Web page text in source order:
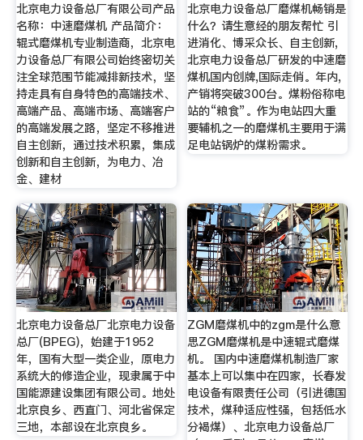
北京电力设备总厂有限公司产品
名称：中速磨煤机 产品简介：
辊式磨煤机专业制造商，北京电
力设备总厂有限公司始终密切关
注全球范围节能减排新技术，坚
持走具有自身特色的高端技术、
高端产品、高端市场、高端客户
的高端发展之路，坚定不移推进
自主创新，通过技术积累，集成
创新和自主创新，为电力、冶
金、建材
北京电力设备总厂磨煤机畅销是
什么？请生意经的朋友帮忙 引
进消化、博采众长、自主创新,
北京电力设备总厂研发的中速磨
煤机国内创牌,国际走俏。年内,
产销将突破300台。煤粉俗称电
站的“粮食”。作为电站四大重
要辅机之一的磨煤机主要用于满
足电站锅炉的煤粉需求。
北京电力设备总厂北京电力设备
总厂(BPEG)，始建于1952
年，国有大型一类企业，原电力
系统大的修造企业，现隶属于中
国能源建设集团有限公司。地处
北京良乡、西直门、河北省保定
三地，本部设在北京良乡。
ZGM磨煤机中的zgm是什么意
思ZGM磨煤机是中速辊式磨煤
机。 国内中速磨煤机制造厂家
基本上可以集中在四家，长春发
电设备有限责任公司（引进德国
技术，煤种适应性强，包括低水
分褐煤）、北京电力设备总厂